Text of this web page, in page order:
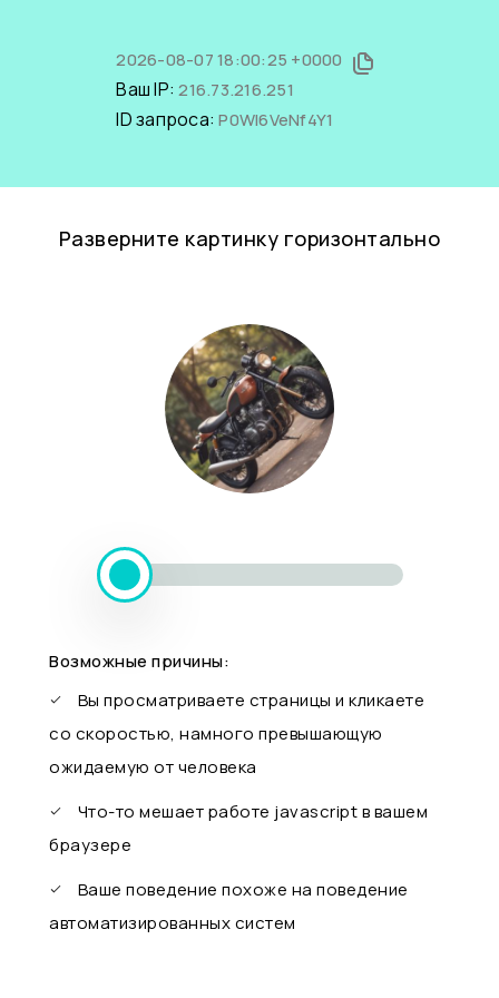
2026-08-07 18:00:25 +0000
Ваш IP:216.73.216.251
ID запроса:P0WI6VeNf4Y1
Разверните картинку горизонтально
Возможные причины:
Вы просматриваете страницы и кликаете
со скоростью, намного превышающую
ожидаемую от человека
Что-то мешает работе javascript в вашем
браузере
Ваше поведение похоже на поведение
автоматизированных систем